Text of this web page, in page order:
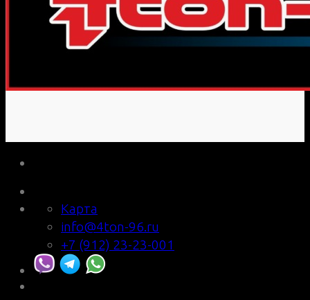
Карта
info@4ton-96.ru
+7 (912) 23-23-001